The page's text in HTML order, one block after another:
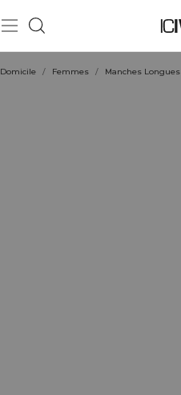
Domicile / Femmes / Manches Longues